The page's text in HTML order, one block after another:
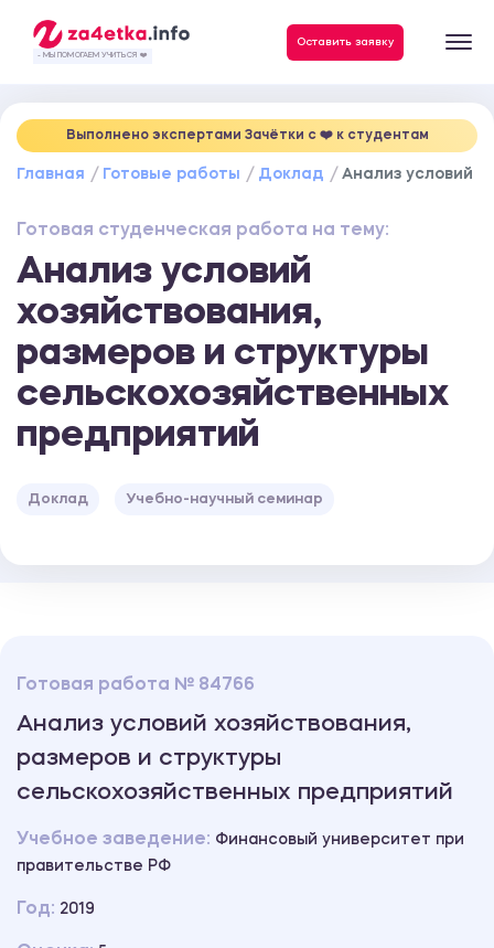
- МЫ ПОМОГАЕМ УЧИТЬСЯ ❤️
Оставить заявку
Выполнено экспертами Зачётки c ❤️ к студентам
Главная Готовые работы Доклад Анализ условий
Готовая студенческая работа на тему:
Анализ условий
хозяйствования,
размеров и структуры
сельскохозяйственных
предприятий
Доклад Учебно-научный семинар
Готовая работа № 84766
Анализ условий хозяйствования,
размеров и структуры
сельскохозяйственных предприятий
Учебное заведение: Финансовый университет при
правительстве РФ
Год: 2019